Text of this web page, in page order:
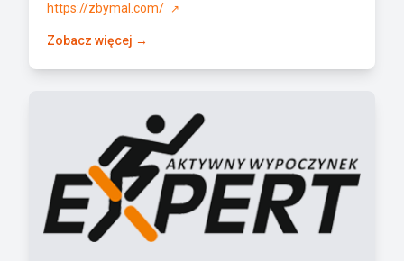
https://zbymal.com/
↗
Zobacz więcej →